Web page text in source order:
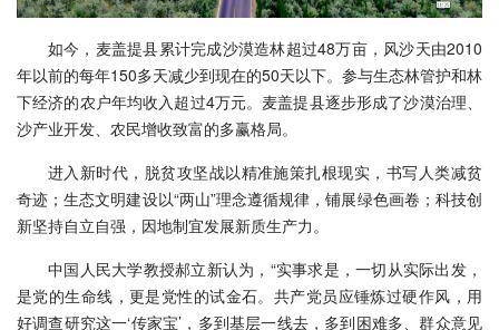
如今，麦盖提县累计完成沙漠造林超过48万亩，风沙天由2010
年以前的每年150多天减少到现在的50天以下。参与生态林管护和林
下经济的农户年均收入超过4万元。麦盖提县逐步形成了沙漠治理、
沙产业开发、农民增收致富的多赢格局。
进入新时代，脱贫攻坚战以精准施策扎根现实，书写人类减贫
奇迹；生态文明建设以“两山”理念遵循规律，铺展绿色画卷；科技创
新坚持自立自强，因地制宜发展新质生产力。
中国人民大学教授郝立新认为，“实事求是，一切从实际出发，
是党的生命线，更是党性的试金石。共产党员应锤炼过硬作风，用
好调查研究这一‘传家宝’，多到基层一线去，多到困难多、群众意见